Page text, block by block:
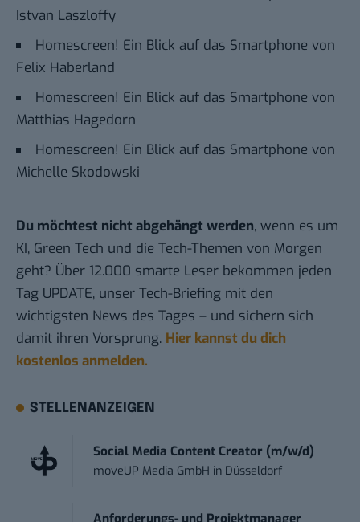
Istvan Laszloffy
Homescreen! Ein Blick auf das Smartphone von
Felix Haberland
Homescreen! Ein Blick auf das Smartphone von
Matthias Hagedorn
Homescreen! Ein Blick auf das Smartphone von
Michelle Skodowski
Du möchtest nicht abgehängt werden, wenn es um
KI, Green Tech und die Tech-Themen von Morgen
geht? Über 12.000 smarte Leser bekommen jeden
Tag UPDATE, unser Tech-Briefing mit den
wichtigsten News des Tages – und sichern sich
damit ihren Vorsprung. Hier kannst du dich
kostenlos anmelden.
STELLENANZEIGEN
Social Media Content Creator (m/w/d)
moveUP Media GmbH in Düsseldorf